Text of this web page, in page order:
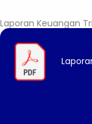
Laporan Keuangan